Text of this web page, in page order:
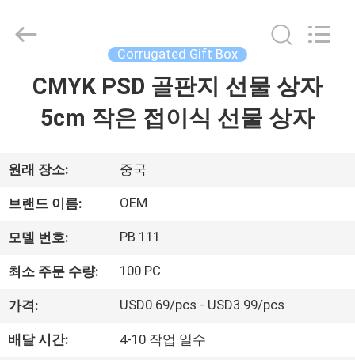
품
회
사
2026
Corrugated Gift Box
CMYK PSD 골판지 선물 상자
5cm 작은 접이식 선물 상자
원래 장소: 중국
브랜드 이름: OEM
모델 번호: PB 111
최소 주문 수량: 100 PC
가격: USD0.69/pcs - USD3.99/pcs
배달 시간: 4-10 작업 일수